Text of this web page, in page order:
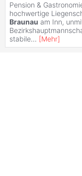
Pension &
hochwertige
Braunau am Inn,
stabile... [Mehr]